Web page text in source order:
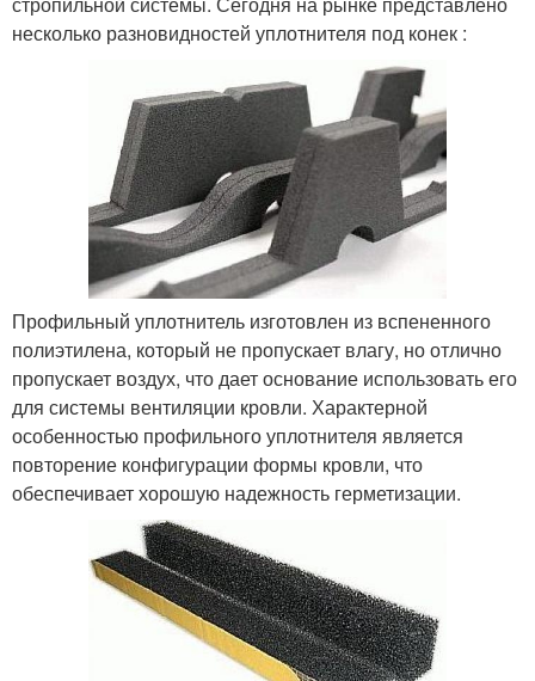
несколько разновидностей уплотнителя под конек :
Профильный уплотнитель изготовлен из вспененного
полиэтилена, который не пропускает влагу, но отлично
пропускает воздух, что дает основание использовать его
для системы вентиляции кровли. Характерной
особенностью профильного уплотнителя является
повторение конфигурации формы кровли, что
обеспечивает хорошую надежность герметизации.